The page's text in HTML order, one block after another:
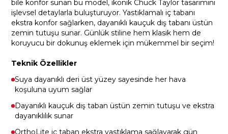
bile konfor sunan bu model, ikonik Chuck Taylor tasarımını
işlevsel detaylarla buluşturuyor. Yastıklamalı iç tabanı
ekstra konfor sağlarken, dayanıklı kauçuk dış tabanı üstün
zemin tutuşu sunar. Günlük stiline hem klasik hem de
koruyucu bir dokunuş eklemek için mükemmel bir seçim!
Teknik Özellikler
Suya dayanıklı deri üst yüzey sayesinde her hava
koşuluna uyum sağlar
Dayanıklı kauçuk dış taban üstün zemin tutuşu ve ekstra
dayanıklılık sunar
OrthoLite iç taban ekstra yastıklama sağlayarak gün